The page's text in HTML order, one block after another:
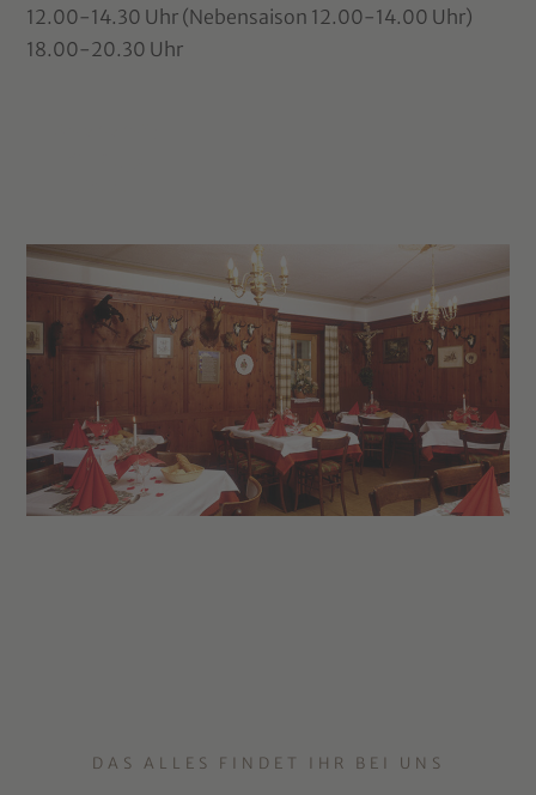
12.00-14.30 Uhr (Nebensaison 12.00-14.00 Uhr)
18.00-20.30 Uhr
DAS ALLES FINDET IHR BEI UNS